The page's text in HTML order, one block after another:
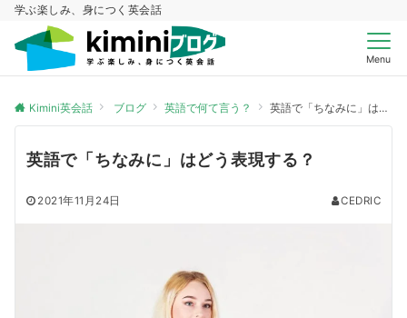
学ぶ楽しみ、身につく英会話
Menu
Kimini英会話 ブログ 英語で何て言う？ 英語で「ちなみに」はどう表現する？
英語で「ちなみに」はどう表現する？
2021年11月24日 CEDRIC